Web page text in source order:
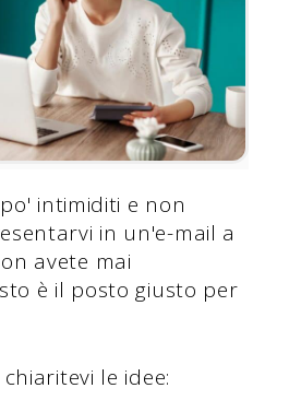
intimiditi e non
in un'e-mail a
avete mai
è il posto giusto per
le idee: